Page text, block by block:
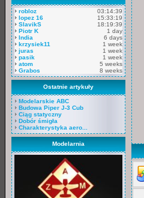
robloz
03:14:39
lopez 16
15:33:19
SlavikS
18:19:39
Piotr K
1 day
India
6 days
krzysiek11
1 week
juras
1 week
pasik
1 week
atom
5 weeks
Grabos
8 weeks
Ostatnie artykuły
Modelarskie ABC
Budowa Piper J-3 Cub
Ciąg statyczny
Dobór śmigła
Charakterystyka aero...
Modelarnia